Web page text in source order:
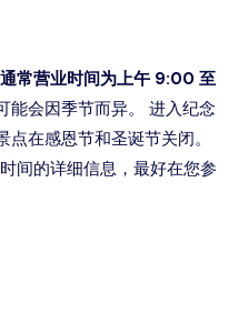
通常营业时间为上午 9:00 至
能会因季节而异。 进入纪念
在感恩节和圣诞节关闭。
间的详细信息，最好在您参